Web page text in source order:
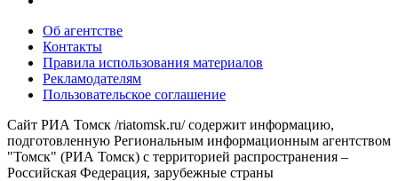
Об агентстве
Контакты
Правила использования материалов
Рекламодателям
Пользовательское соглашение
Сайт РИА Томск /riatomsk.ru/ содержит информацию,
подготовленную Региональным информационным агентством
"Томск" (РИА Томск) с территорией распространения –
Российская Федерация, зарубежные страны